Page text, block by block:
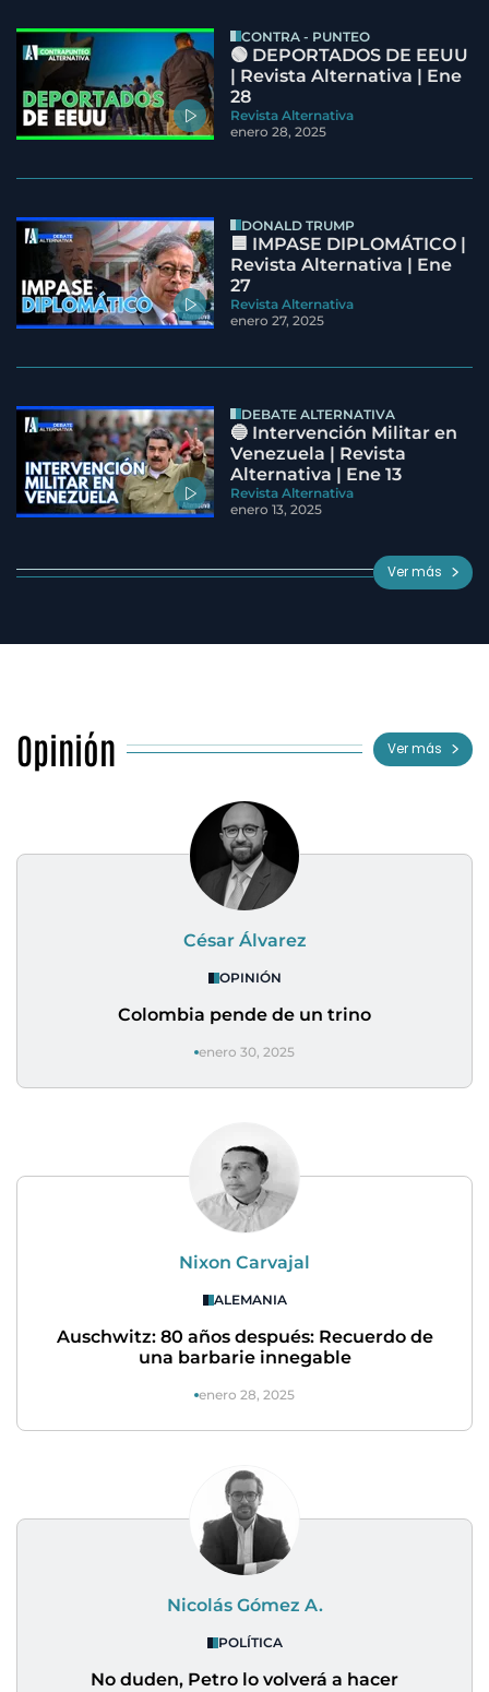
CONTRA - PUNTEO
🟢 DEPORTADOS DE EEUU
| Revista Alternativa | Ene
28
Revista Alternativa
enero 28, 2025
DONALD TRUMP
🟦 IMPASE DIPLOMÁTICO |
Revista Alternativa | Ene
27
Revista Alternativa
enero 27, 2025
DEBATE ALTERNATIVA
🔵 Intervención Militar en
Venezuela | Revista
Alternativa | Ene 13
Revista Alternativa
enero 13, 2025
Ver más
Opinión Ver más
César Álvarez
OPINIÓN
Colombia pende de un trino
enero 30, 2025
Nixon Carvajal
ALEMANIA
Auschwitz: 80 años después: Recuerdo de
una barbarie innegable
enero 28, 2025
Nicolás Gómez A.
POLÍTICA
No duden, Petro lo volverá a hacer